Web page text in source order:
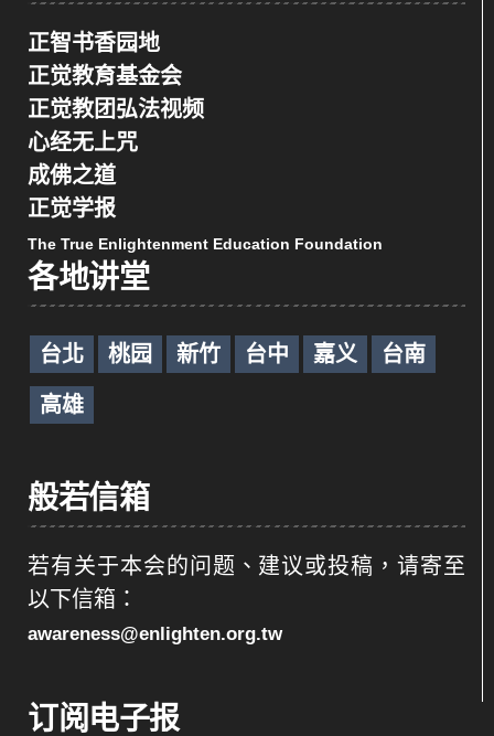
正智书香园地
正觉教育基金会
正觉教团弘法视频
心经无上咒
成佛之道
正觉学报
The True Enlightenment Education Foundation
各地讲堂
台北 桃园 新竹 台中 嘉义 台南
高雄
般若信箱
若有关于本会的问题、建议或投稿，请寄至
以下信箱：
awareness@enlighten.org.tw
订阅电子报